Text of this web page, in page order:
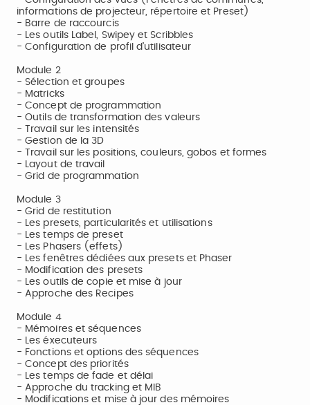
informations de projecteur, répertoire et Preset)
- Barre de raccourcis
- Les outils Label, Swipey et Scribbles
- Configuration de profil d’utilisateur
Module 2
- Sélection et groupes
- Matricks
- Concept de programmation
- Outils de transformation des valeurs
- Travail sur les intensités
- Gestion de la 3D
- Travail sur les positions, couleurs, gobos et formes
- Layout de travail
- Grid de programmation
Module 3
- Grid de restitution
- Les presets, particularités et utilisations
- Les temps de preset
- Les Phasers (effets)
- Les fenêtres dédiées aux presets et Phaser
- Modification des presets
- Les outils de copie et mise à jour
- Approche des Recipes
Module 4
- Mémoires et séquences
- Les éxecuteurs
- Fonctions et options des séquences
- Concept des priorités
- Les temps de fade et délai
- Approche du tracking et MIB
- Modifications et mise à jour des mémoires